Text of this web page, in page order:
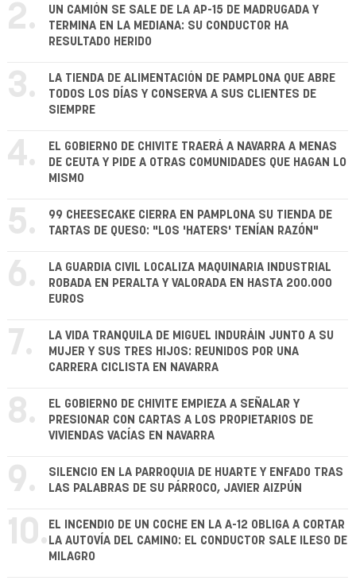
2.
UN CAMIÓN SE SALE DE LA AP-15 DE MADRUGADA Y
TERMINA EN LA MEDIANA: SU CONDUCTOR HA
RESULTADO HERIDO
3.
LA TIENDA DE ALIMENTACIÓN DE PAMPLONA QUE ABRE
TODOS LOS DÍAS Y CONSERVA A SUS CLIENTES DE
SIEMPRE
4.
EL GOBIERNO DE CHIVITE TRAERÁ A NAVARRA A MENAS
DE CEUTA Y PIDE A OTRAS COMUNIDADES QUE HAGAN LO
MISMO
5.
99 CHEESECAKE CIERRA EN PAMPLONA SU TIENDA DE
TARTAS DE QUESO: "LOS 'HATERS' TENÍAN RAZÓN"
6.
LA GUARDIA CIVIL LOCALIZA MAQUINARIA INDUSTRIAL
ROBADA EN PERALTA Y VALORADA EN HASTA 200.000
EUROS
7.
LA VIDA TRANQUILA DE MIGUEL INDURÁIN JUNTO A SU
MUJER Y SUS TRES HIJOS: REUNIDOS POR UNA
CARRERA CICLISTA EN NAVARRA
8.
EL GOBIERNO DE CHIVITE EMPIEZA A SEÑALAR Y
PRESIONAR CON CARTAS A LOS PROPIETARIOS DE
VIVIENDAS VACÍAS EN NAVARRA
9.
SILENCIO EN LA PARROQUIA DE HUARTE Y ENFADO TRAS
LAS PALABRAS DE SU PÁRROCO, JAVIER AIZPÚN
10. EL INCENDIO DE UN COCHE EN LA A-12 OBLIGA A CORTAR
LA AUTOVÍA DEL CAMINO: EL CONDUCTOR SALE ILESO DE
MILAGRO